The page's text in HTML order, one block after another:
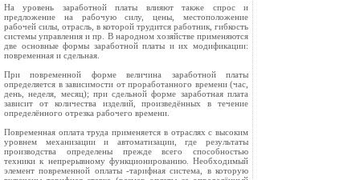
На уровень заработной платы влияют также спрос и
предложение на рабочую силу, цены, местоположение
рабочей силы, отрасль, в которой трудится работник, гибкость
системы управления и пр. В народном хозяйстве применяются
две основные формы заработной платы и их модификации:
повременная и сдельная.
При повременной форме величина заработной платы
определяется в зависимости от проработанного времени (час,
день, неделя, месяц); при сдельной форме заработная плата
зависит от количества изделий, произведённых в течение
определённого отрезка рабочего времени.
Повременная оплата труда применяется в отраслях с высоким
уровнем механизации и автоматизации, где результаты
производства определены прежде всего способностью
техники к непрерывному функционированию. Необходимый
элемент повременной оплаты -тарифная система, в которую